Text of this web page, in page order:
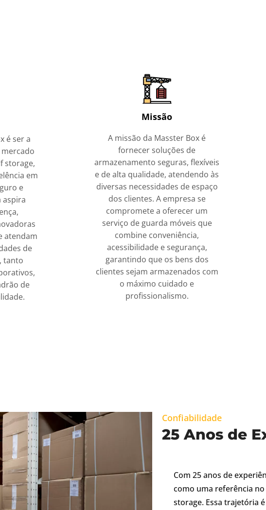
é ser a
storage,
em
e
aspira
atendam
de
tanto
de
Missão
A missão da Masster Box é
fornecer soluções de
armazenamento seguras, flexíveis
e de alta qualidade, atendendo às
diversas necessidades de espaço
dos clientes. A empresa se
compromete a oferecer um
serviço de guarda móveis que
combine conveniência,
acessibilidade e segurança,
garantindo que os bens dos
clientes sejam armazenados com
o máximo cuidado e
profissionalismo.
Confiabilidade
25 Anos de
Com 25 anos de
como uma referência
storage. Essa trajetória